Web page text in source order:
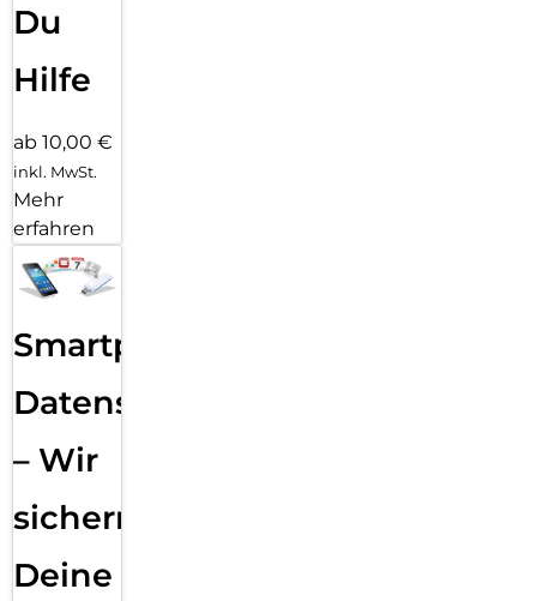
Du
Hilfe
ab 10,00 €
inkl. MwSt.
Mehr
erfahren
Smartphone
Datensicherung
– Wir
sichern
Deine